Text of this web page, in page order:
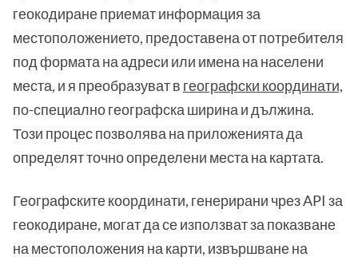
геокодиране приемат информация за
местоположението, предоставена от потребителя
под формата на адреси или имена на населени
места, и я преобразуват в географски координати,
по-специално географска ширина и дължина.
Този процес позволява на приложенията да
определят точно определени места на картата.
Географските координати, генерирани чрез API за
геокодиране, могат да се използват за показване
на местоположения на карти, извършване на